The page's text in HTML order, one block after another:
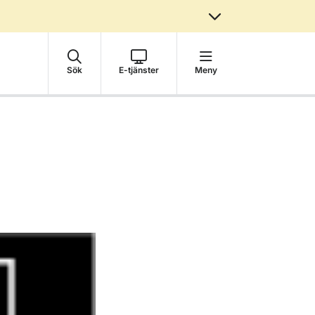
Sök E-tjänster Meny